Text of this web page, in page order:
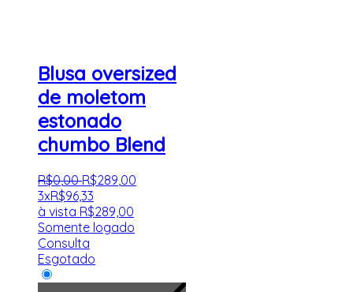
Blusa oversized
de moletom
estonado
chumbo Blend
R$0,00 R$289,00
3xR$96,33
à vista R$289,00
Somente logado
Consulta
Esgotado